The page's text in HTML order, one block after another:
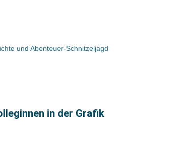
und Abenteuer-Schnitzeljagd
in der Grafik